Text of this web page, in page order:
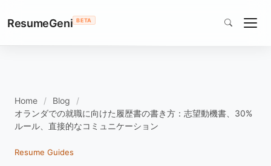
ResumeGeni BETA
Home
Blog
オランダでの就職に向けた履歴書の書き方：志望動機書、30%
ルール、直接的なコミュニケーション
Resume Guides